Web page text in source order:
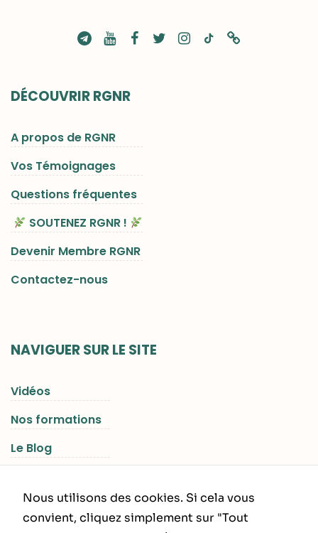
DÉCOUVRIR RGNR
A propos de RGNR
Vos Témoignages
Questions fréquentes
SOUTENEZ RGNR !
Devenir Membre RGNR
Contactez-nous
NAVIGUER SUR LE SITE
Vidéos
Nos formations
Le Blog
Nous utilisons des cookies. Si cela vous
convient, cliquez simplement sur "Tout